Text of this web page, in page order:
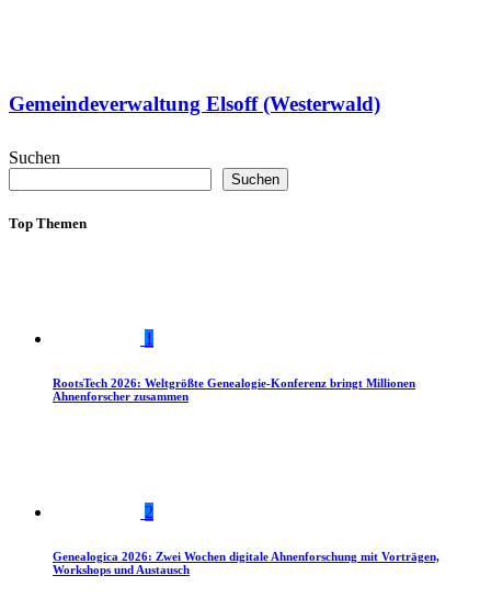
Gemeindeverwaltung Elsoff (Westerwald)
Suchen
Suchen
Top Themen
1
RootsTech 2026: Weltgrößte Genealogie-Konferenz bringt Millionen
Ahnenforscher zusammen
2
Genealogica 2026: Zwei Wochen digitale Ahnenforschung mit Vorträgen,
Workshops und Austausch